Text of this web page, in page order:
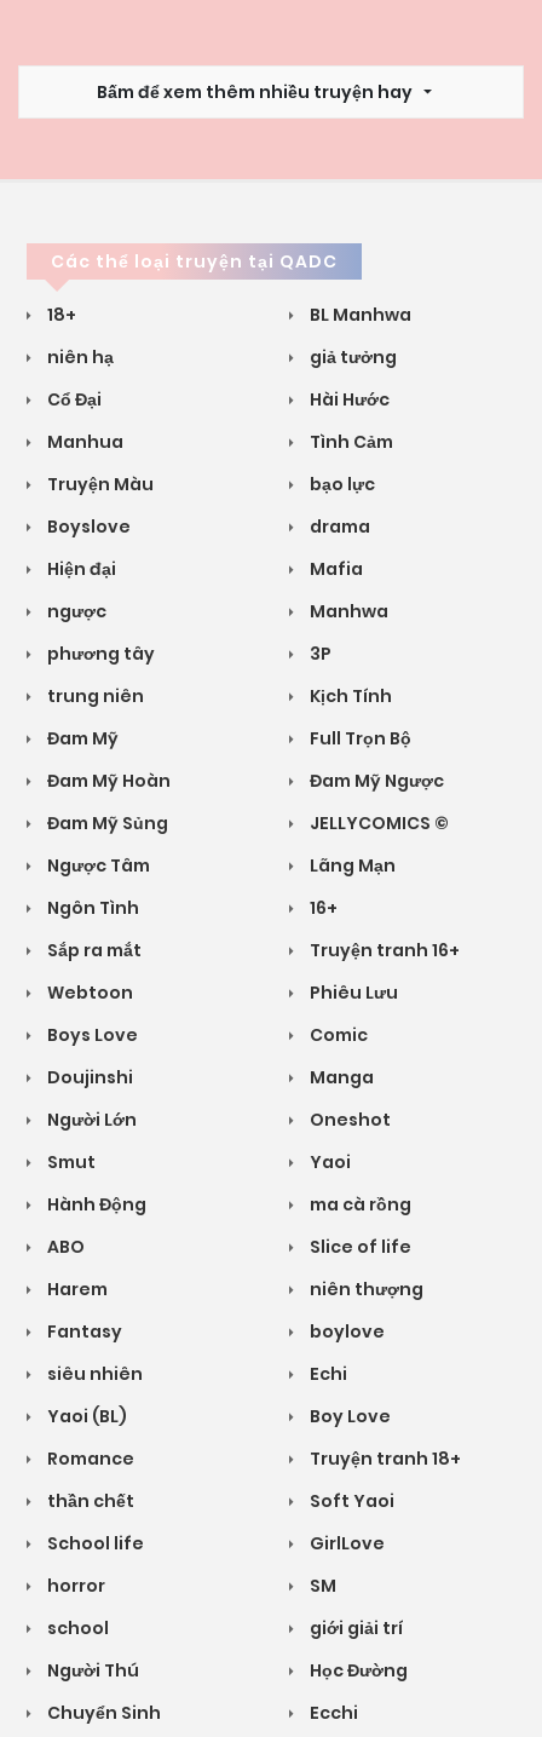
Bấm để xem thêm nhiều truyện hay
Các thể loại truyện tại QADC
18+
BL Manhwa
niên hạ
giả tưởng
Cổ Đại
Hài Hước
Manhua
Tình Cảm
Truyện Màu
bạo lực
Boyslove
drama
Hiện đại
Mafia
ngược
Manhwa
phương tây
3P
trung niên
Kịch Tính
Đam Mỹ
Full Trọn Bộ
Đam Mỹ Hoàn
Đam Mỹ Ngược
Đam Mỹ Sủng
JELLYCOMICS ©
Ngược Tâm
Lãng Mạn
Ngôn Tình
16+
Sắp ra mắt
Truyện tranh 16+
Webtoon
Phiêu Lưu
Boys Love
Comic
Doujinshi
Manga
Người Lớn
Oneshot
Smut
Yaoi
Hành Động
ma cà rồng
ABO
Slice of life
Harem
niên thượng
Fantasy
boylove
siêu nhiên
Echi
Yaoi (BL)
Boy Love
Romance
Truyện tranh 18+
thần chết
Soft Yaoi
School life
GirlLove
horror
SM
school
giới giải trí
Người Thú
Học Đường
Chuyển Sinh
Ecchi